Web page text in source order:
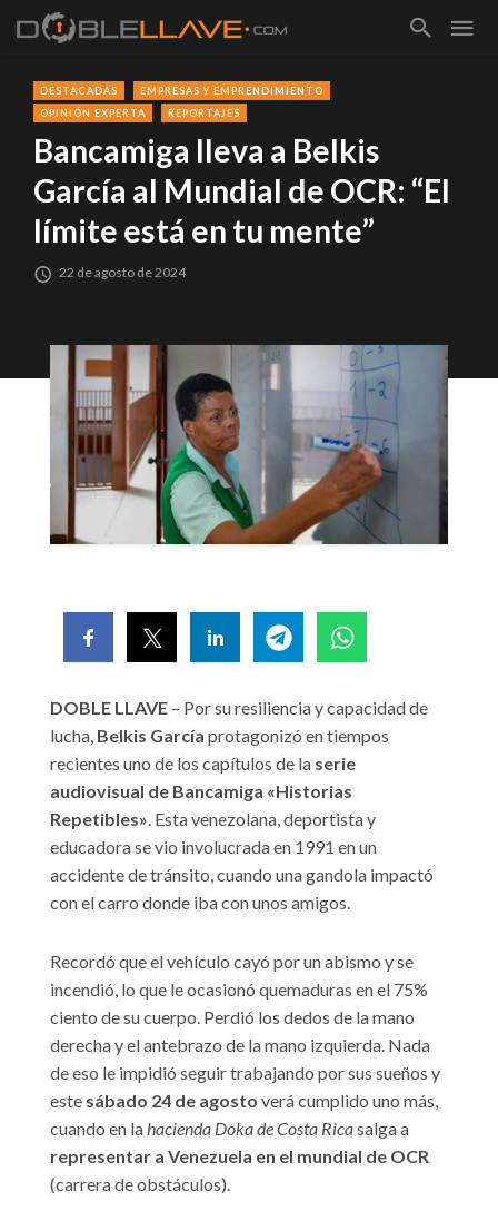
DESTACADAS
EMPRESAS Y EMPRENDIMIENTO
OPINIÓN EXPERTA
REPORTAJES
Bancamiga lleva a Belkis
García al Mundial de OCR: “El
límite está en tu mente”
22 de agosto de 2024
DOBLE LLAVE – Por su resiliencia y capacidad de
lucha, Belkis García protagonizó en tiempos
recientes uno de los capítulos de la serie
audiovisual de Bancamiga «Historias
Repetibles». Esta venezolana, deportista y
educadora se vio involucrada en 1991 en un
accidente de tránsito, cuando una gandola impactó
con el carro donde iba con unos amigos.
Recordó que el vehículo cayó por un abismo y se
incendió, lo que le ocasionó quemaduras en el 75%
ciento de su cuerpo. Perdió los dedos de la mano
derecha y el antebrazo de la mano izquierda. Nada
de eso le impidió seguir trabajando por sus sueños y
este sábado 24 de agosto verá cumplido uno más,
cuando en lahacienda Doka de Costa Ricasalga a
representar a Venezuela en el mundial de OCR
(carrera de obstáculos).